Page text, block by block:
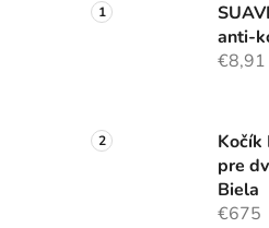
anti-
€8,91
Kočík
pre
Biela
€675